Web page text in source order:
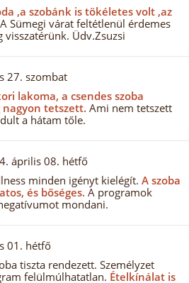
,a szobánk is tökéletes volt ,az
A Sümegi várat feltétlenül érdemes
visszatérünk. Üdv.Zsuzsi
27. szombat
lakoma, a csendes szoba
tetszett. Ami nem tetszett
a hátam tőle.
április 08. hétfő
minden igényt kielégít. A szoba
és bőséges. A programok
mondani.
01. hétfő
tiszta rendezett. Személyzet
felülmúlhatatlan. Ételkínálat is